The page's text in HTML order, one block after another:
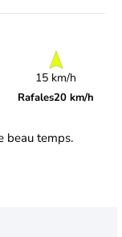
15 km/h
Rafales20 km/h
beau temps.